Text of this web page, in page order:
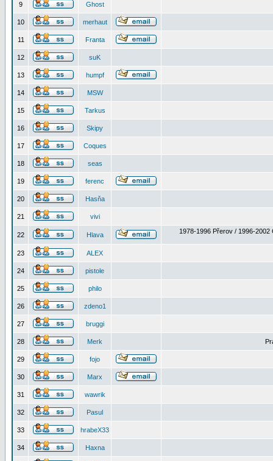
9 Ghost
10 merhaut
11 Franta
12 suK
13 humpf
14 MSW
15 Tarkus
16 Skipy
17 Coques
18 seas
19 ferenc
20 Hasňa
21 vivi
22 Hlava 1978-1996 Přerov / 1996-2002
23 ALEX
24 pistole
25 philo
26 zdeno1
27 bruggi
28 Merk
29 fojo
30 Marx
31 wawrik
32 Pasul
33 hrabeX33
34 Haxna